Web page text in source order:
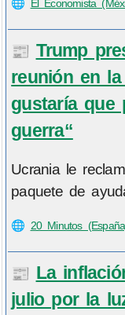
🌐 El Economista
📰 Trump
reunión en
gustaría que
guerra“
Ucrania le
paquete de
🌐 20 Minutos
📰 La
julio por la